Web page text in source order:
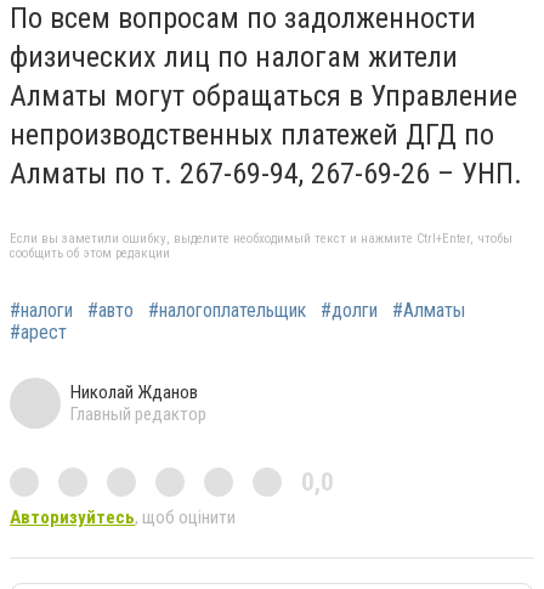
По всем вопросам по задолженности
физических лиц по налогам жители
Алматы могут обращаться в Управление
непроизводственных платежей ДГД по
Алматы по т. 267-69-94, 267-69-26 – УНП.
Если вы заметили ошибку, выделите необходимый текст и нажмите Ctrl+Enter, чтобы
сообщить об этом редакции
#налоги #авто #налогоплательщик #долги
#Алматы
#арест
Николай Жданов
Главный редактор
0,0
Авторизуйтесь, щоб оцінити